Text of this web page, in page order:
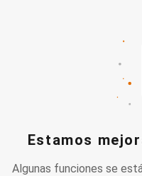
Estamos
Algunas funciones se